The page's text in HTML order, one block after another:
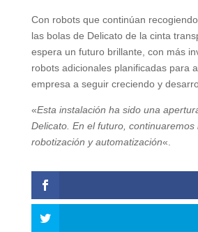
Con robots que continúan
las bolas de Delicato de la cinta
espera un futuro brillante, con más
robots adicionales planificadas para
empresa a seguir creciendo y
«Esta instalación ha sido una
Delicato. En el futuro, continuaremos
robotización y automatización«.